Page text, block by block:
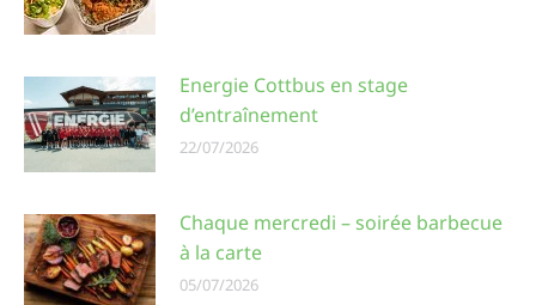
Energie Cottbus en stage
d’entraînement
22/07/2026
Chaque mercredi – soirée barbecue
à la carte
05/07/2026